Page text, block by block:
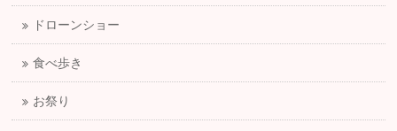
ドローンショー
食べ歩き
お祭り